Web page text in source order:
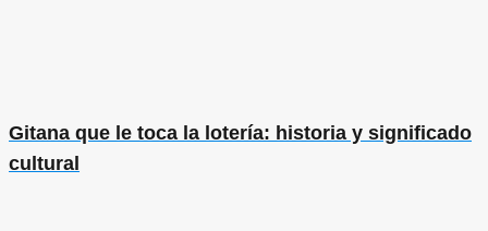
Gitana que le toca la lotería: historia y significado
cultural